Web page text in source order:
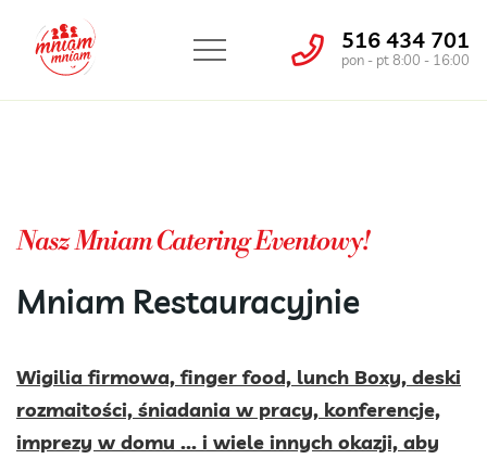
516 434 701
pon - pt 8:00 - 16:00
Nasz Mniam Catering Eventowy!
Mniam Restauracyjnie
Wigilia firmowa, finger food, lunch Boxy, deski
rozmaitości, śniadania w pracy, konferencje,
imprezy w domu ... i wiele innych okazji, aby